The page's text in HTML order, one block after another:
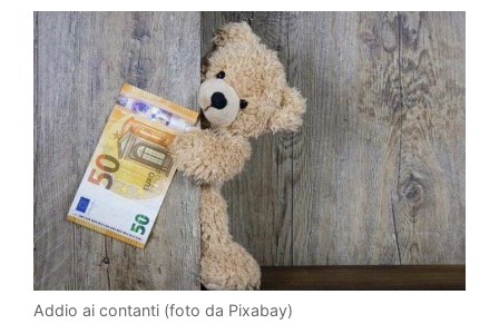
Addio ai contanti (foto da Pixabay)